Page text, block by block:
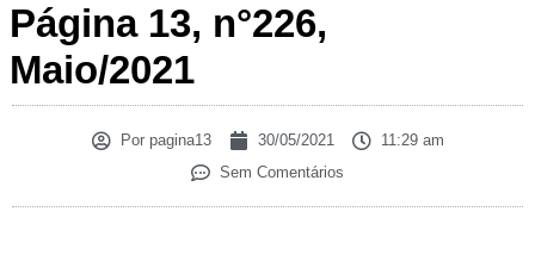
Página 13, n°226,
Maio/2021
Porpagina13 30/05/2021
11:29 am
Sem Comentários